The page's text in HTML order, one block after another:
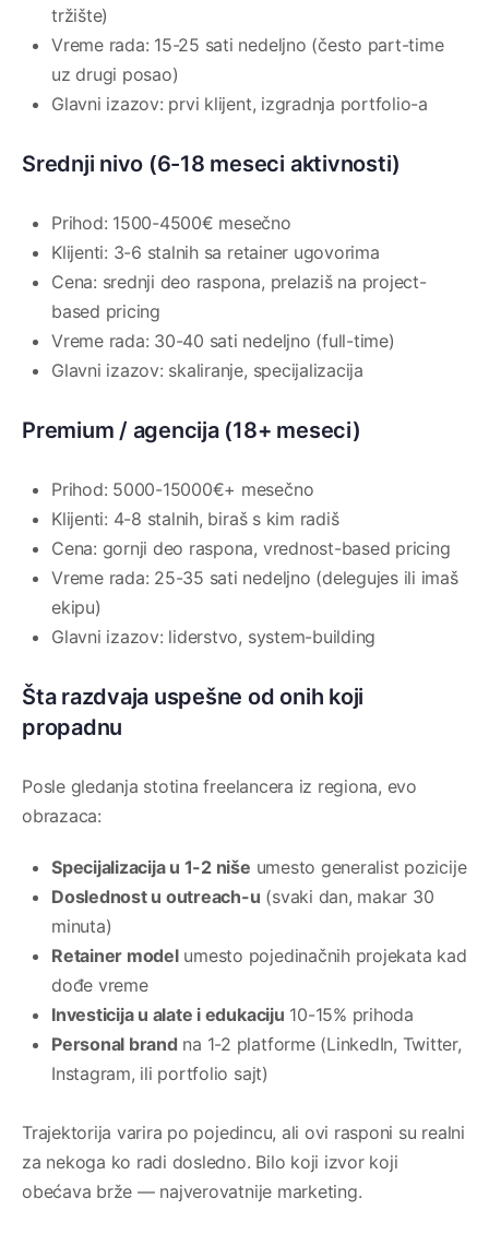
tržište)
Vreme rada: 15-25 sati nedeljno (često part-time
uz drugi posao)
Glavni izazov: prvi klijent, izgradnja portfolio-a
Srednji nivo (6-18 meseci aktivnosti)
Prihod: 1500-4500€ mesečno
Klijenti: 3-6 stalnih sa retainer ugovorima
Cena: srednji deo raspona, prelaziš na project-
based pricing
Vreme rada: 30-40 sati nedeljno (full-time)
Glavni izazov: skaliranje, specijalizacija
Premium / agencija (18+ meseci)
Prihod: 5000-15000€+ mesečno
Klijenti: 4-8 stalnih, biraš s kim radiš
Cena: gornji deo raspona, vrednost-based pricing
Vreme rada: 25-35 sati nedeljno (delegujes ili imaš
ekipu)
Glavni izazov: liderstvo, system-building
Šta razdvaja uspešne od onih koji
propadnu
Posle gledanja stotina freelancera iz regiona, evo
obrazaca:
Specijalizacija u 1-2 niše umesto generalist pozicije
Doslednost u outreach-u (svaki dan, makar 30
minuta)
Retainer modelumesto pojedinačnih projekata kad
dođe vreme
Investicija u alate i edukaciju 10-15% prihoda
Personal brand na 1-2 platforme (LinkedIn, Twitter,
Instagram, ili portfolio sajt)
Trajektorija varira po pojedincu, ali ovi rasponi su realni
za nekoga ko radi dosledno. Bilo koji izvor koji
obećava brže — najverovatnije marketing.